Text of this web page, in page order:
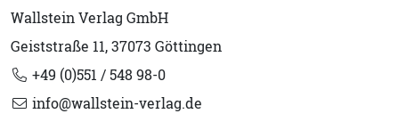
Wallstein Verlag GmbH
Geiststraße 11, 37073 Göttingen
+49 (0)551 / 548 98-0
info@wallstein-verlag.de